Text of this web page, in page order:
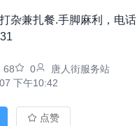
杂兼扎餐.手脚麻利，电话
68 0
唐人街服务站
下午10:42
点赞